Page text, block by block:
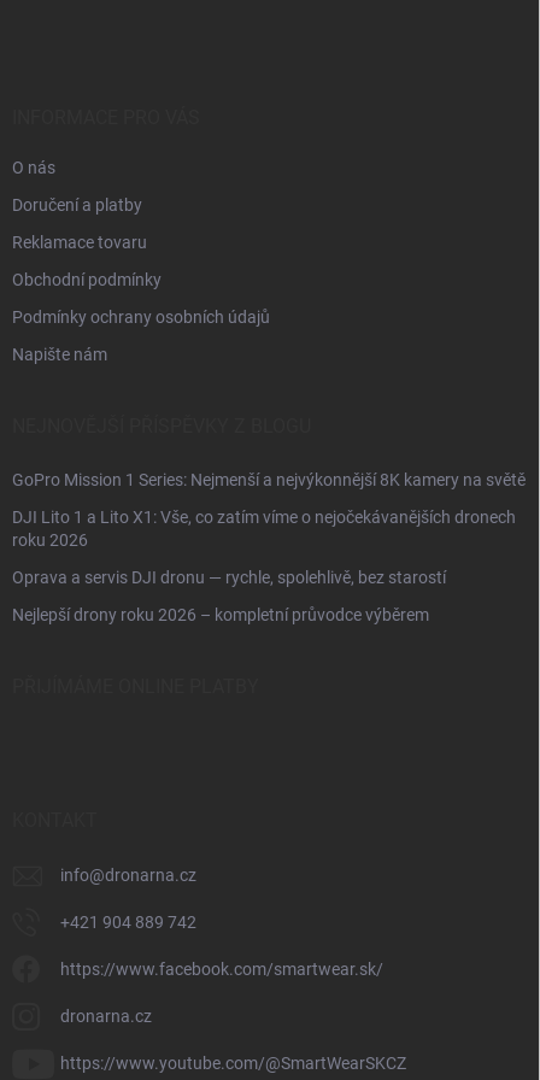
O nás
Doručení a platby
Reklamace tovaru
Obchodní podmínky
Podmínky ochrany osobních údajů
Napište nám
GoPro Mission 1 Series: Nejmenší a nejvýkonnější 8K kamery na světě
DJI Lito 1 a Lito X1: Vše, co zatím víme o nejočekávanějších dronech
roku 2026
Oprava a servis DJI dronu — rychle, spolehlivě, bez starostí
Nejlepší drony roku 2026 – kompletní průvodce výběrem
info@dronarna.cz
+421 904 889 742
https://www.facebook.com/smartwear.sk/
dronarna.cz
https://www.youtube.com/@SmartWearSKCZ